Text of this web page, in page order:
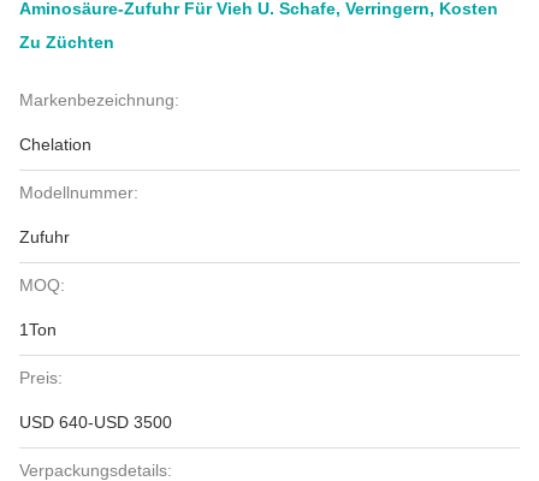
Aminosäure-Zufuhr Für Vieh U. Schafe, Verringern, Kosten
Zu Züchten
Markenbezeichnung:
Chelation
Modellnummer:
Zufuhr
MOQ:
1Ton
Preis:
USD 640-USD 3500
Verpackungsdetails: